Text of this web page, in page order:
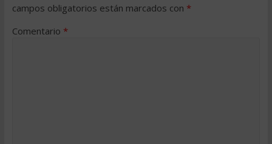
campos obligatorios están marcados con *
Comentario *